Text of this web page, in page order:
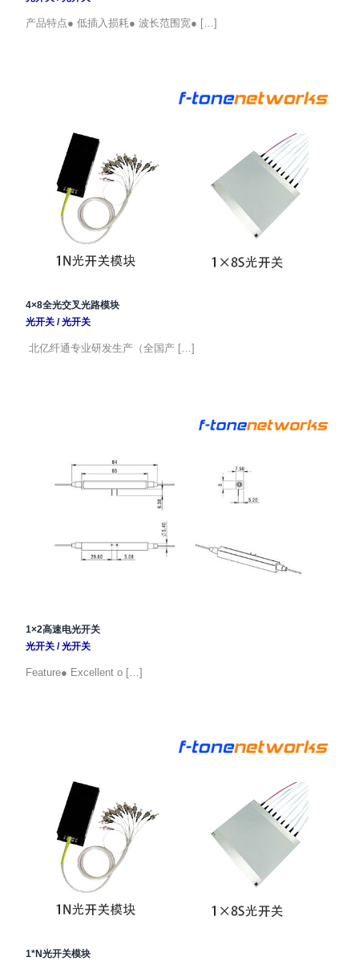
产品特点● 低插入损耗● 波长范围宽● […]
4×8全光交叉光路模块
光开关/光开关
北亿纤通专业研发生产（全国产 […]
1×2高速电光开关
光开关/光开关
Feature● Excellent o […]
1*N光开关模块